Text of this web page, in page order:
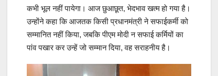
कभी भूल नहीं पायेगा। आज छुआछूत, भेदभाव खत्म हो गया है।
उन्होंने कहा कि आजतक किसी प्रधानमंत्री ने सफाईकर्मी को
सम्मानित नहीं किया, जबकि पीएम मोदी न सफाई कर्मियों का
पांव पखार कर उन्हें जो सम्मान दिया, वह सराहनीय है।